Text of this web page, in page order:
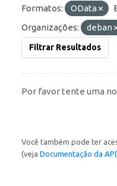
Formatos: OData
Organizações:
deban
Filtrar Resultados
Por favor tente uma
Você também pode ter
(veja Documentação da API